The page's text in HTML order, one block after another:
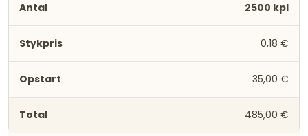
2500 kpl
0,18 €
35,00 €
485,00 €